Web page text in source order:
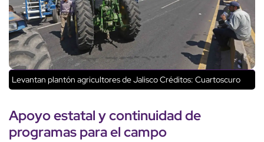
Levantan plantón agricultores de JaliscoCréditos: Cuartoscuro
Apoyo estataly continuidad de
programas para el campo